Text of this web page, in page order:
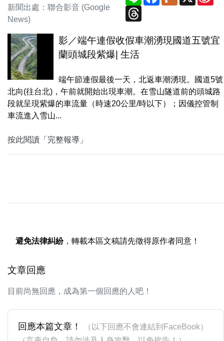
新聞出處：聯合影音 (Google
News)
影／端午連假收假車潮湧現國道五號宜
蘭頭城段紫爆| 生活
端午節連假最後一天，北返車潮湧現。國道5號
北向(往台北)，午前就開始出現車潮。在雪山隧道前的頭城路
段就呈現紫爆的車流量（時速20公里/時以下）；因儀控管制
車流進入雪山...
按此閱讀「完整報導」
避免法律糾紛，轉載本區文稿請先徵得原作者同意！
文章回應
目前尚無回應，成為第一個回應的人吧！
回應本篇文章！
（以下回應不會連結到FaceBook）